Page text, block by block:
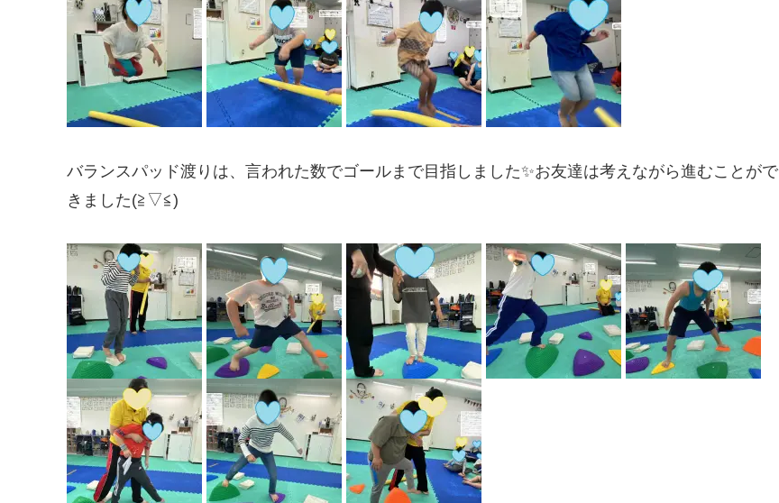
バランスパッド渡りは、言われた数でゴールまで目指しました✨お友達は考えながら進むことがで
きました(≧▽≦)